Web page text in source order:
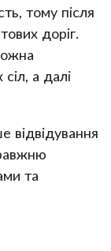
тому після
доріг.
а далі
та